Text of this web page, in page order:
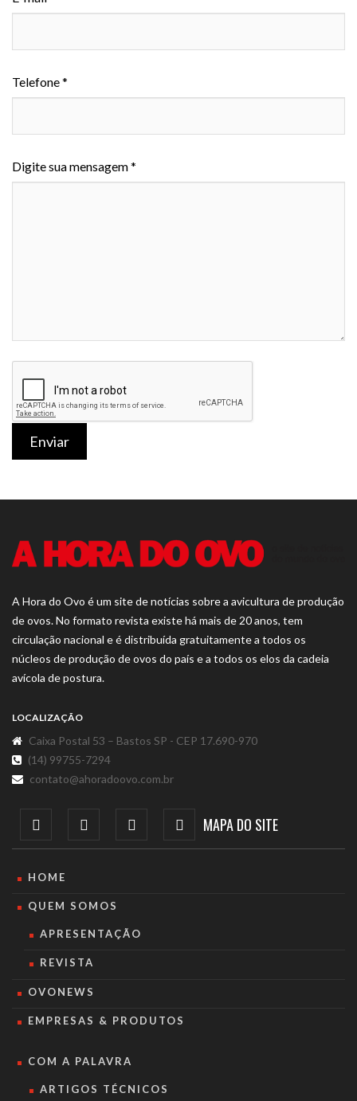
Telefone *
Digite sua mensagem *
Enviar
A Hora do Ovo é um site de notícias sobre a avicultura de produção
de ovos. No formato revista existe há mais de 20 anos, tem
circulação nacional e é distribuída gratuitamente a todos os
núcleos de produção de ovos do país e a todos os elos da cadeia
avícola de postura.
LOCALIZAÇÃO
Caixa Postal 53 – Bastos SP - CEP 17.690-970
(14) 99755-7294
contato@ahoradoovo.com.br
MAPA DO SITE
HOME
QUEM SOMOS
APRESENTAÇÃO
REVISTA
OVONEWS
EMPRESAS & PRODUTOS
COM A PALAVRA
ARTIGOS TÉCNICOS